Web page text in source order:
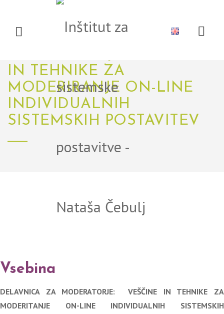
DOMOV
DOGODKI
O NAS MEDIJI
LITERATURA
DELAVNICA
IN TEHNIKE ZA
MODERIRANJE ON-LINE
INDIVIDUALNIH
SISTEMSKIH POSTAVITEV
Vsebina
DELAVNICA ZA MODERATORJE: VEŠČINE IN TEHNIKE ZA
MODERITANJE ON-LINE INDIVIDUALNIH SISTEMSKIH